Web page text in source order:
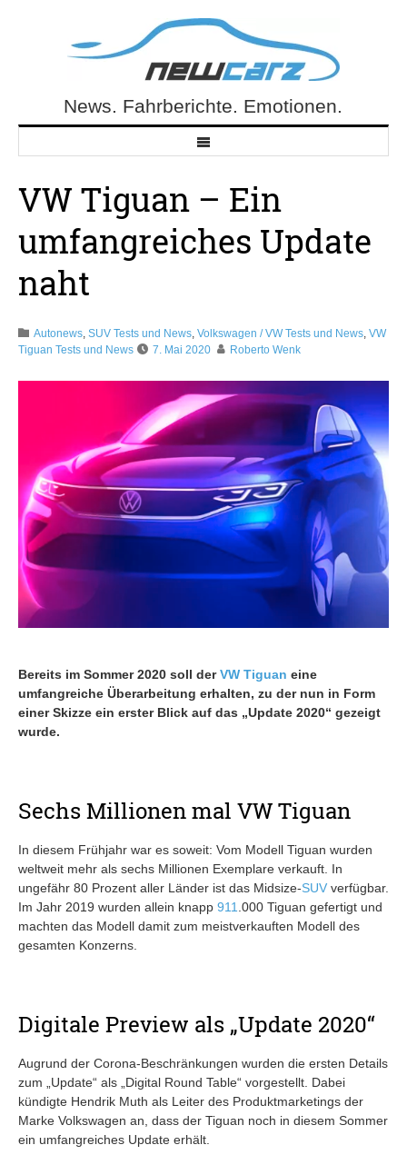
NewCarz.deNews. Fahrberichte. Emotionen.
VW Tiguan – Ein
umfangreiches Update
naht
Autonews, SUV Tests und News, Volkswagen / VW Tests und News, VW
Tiguan Tests und News
7. Mai 2020 Roberto Wenk
Bereits im Sommer 2020 soll derVW Tiguan eine
umfangreiche Überarbeitung erhalten, zu der nun in Form
einer Skizze ein erster Blick auf das „Update 2020“ gezeigt
wurde.
Sechs Millionen mal VW Tiguan
In diesem Frühjahr war es soweit: Vom Modell Tiguan wurden
weltweit mehr als sechs Millionen Exemplare verkauft. In
ungefähr 80 Prozent aller Länder ist das Midsize-SUV verfügbar.
Im Jahr 2019 wurden allein knapp 911 .000 Tiguan gefertigt und
machten das Modell damit zum meistverkauften Modell des
gesamten Konzerns.
Digitale Preview als „Update 2020“
Augrund der Corona-Beschränkungen wurden die ersten Details
zum „Update“ als „Digital Round Table“ vorgestellt. Dabei
kündigte Hendrik Muth als Leiter des Produktmarketings der
Marke Volkswagen an, dass der Tiguan noch in diesem Sommer
ein umfangreiches Update erhält.